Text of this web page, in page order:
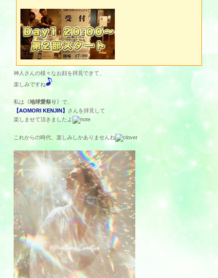
神人さんの様々なお顔を拝見できて、
楽しみですね
私は 〈地球愛祭り〉で、
【AOMORI KENJIN】 さんを拝見して
楽しませて頂きましたよ
これからの時代、楽しみしかありませんね